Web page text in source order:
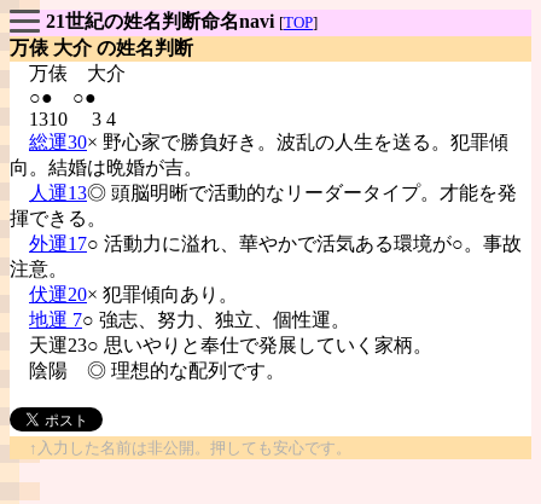
21世紀の姓名判断命名navi [TOP]
万俵 大介 の姓名判断
万俵 大介
○● ○●
1310 3 4
総運30× 野心家で勝負好き。波乱の人生を送る。犯罪傾
向。結婚は晩婚が吉。
人運13◎ 頭脳明晰で活動的なリーダータイプ。才能を発
揮できる。
外運17○ 活動力に溢れ、華やかで活気ある環境が○。事故
注意。
伏運20× 犯罪傾向あり。
地運 7○ 強志、努力、独立、個性運。
天運23○ 思いやりと奉仕で発展していく家柄。
陰陽 ◎ 理想的な配列です。
↑入力した名前は非公開。押しても安心です。